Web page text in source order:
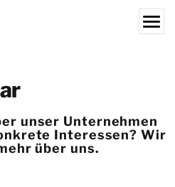
unser Unternehmen
Interessen? Wir
über uns.